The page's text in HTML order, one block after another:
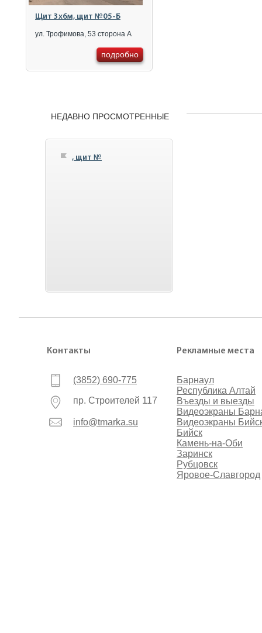
Щит 3x6м, щит №05-Б
ул. Трофимова, 53 сторона А
подробно
НЕДАВНО ПРОСМОТРЕННЫЕ
, щит №
Контакты
(3852) 690-775
пр. Строителей 117
info@tmarka.su
Рекламные места
Барнаул
Республика Алтай
Въезды и выезды
Видеоэкраны
Видеоэкраны
Бийск
Камень-на-Оби
Заринск
Рубцовск
Яровое-Славгород